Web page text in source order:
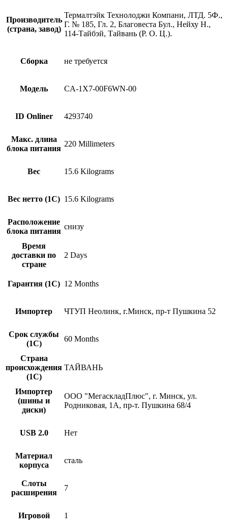
Производитель
(страна, завод)
Термалтэйк Технолоджи Компани, ЛТД. 5Ф.,
Г. № 185, Гл. 2, Благовеста Бул., Нейху Н.,
114-Тайбэй, Тайвань (Р. О. Ц.).
Сборка не требуется
Модель CA-1X7-00F6WN-00
ID Onliner 4293740
Макс. длина
блока питания
220 Millimeters
Вес 15.6 Kilograms
Вес нетто (1С) 15.6 Kilograms
Расположение
блока питания
снизу
Время
доставки по
стране
2 Days
Гарантия (1С) 12 Months
Импортер ЧТУП Неолинк, г.Минск, пр-т Пушкина 52
Срок службы
(1С)
60 Months
Страна
происхождения
(1С)
ТАЙВАНЬ
Импортер
(шины и
диски)
ООО "МегаскладПлюс", г. Минск, ул.
Родниковая, 1А, пр-т. Пушкина 68/4
USB 2.0 Нет
Материал
корпуса
сталь
Слоты
расширения
7
Игровой 1